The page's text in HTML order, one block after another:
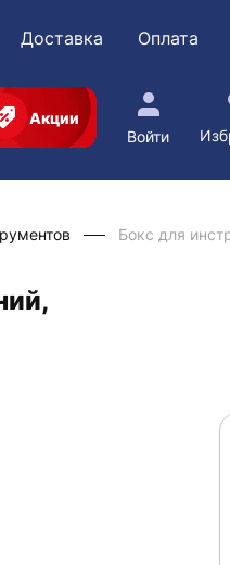
Доставка Оплата
Акции
Войти
Бокс для